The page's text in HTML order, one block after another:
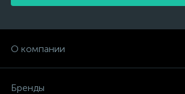
О компании
Бренды